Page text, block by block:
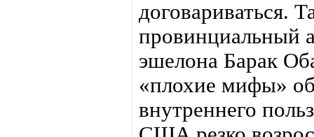
договариваться.
провинциальный
эшелона Барак
«плохие мифы»
внутреннего